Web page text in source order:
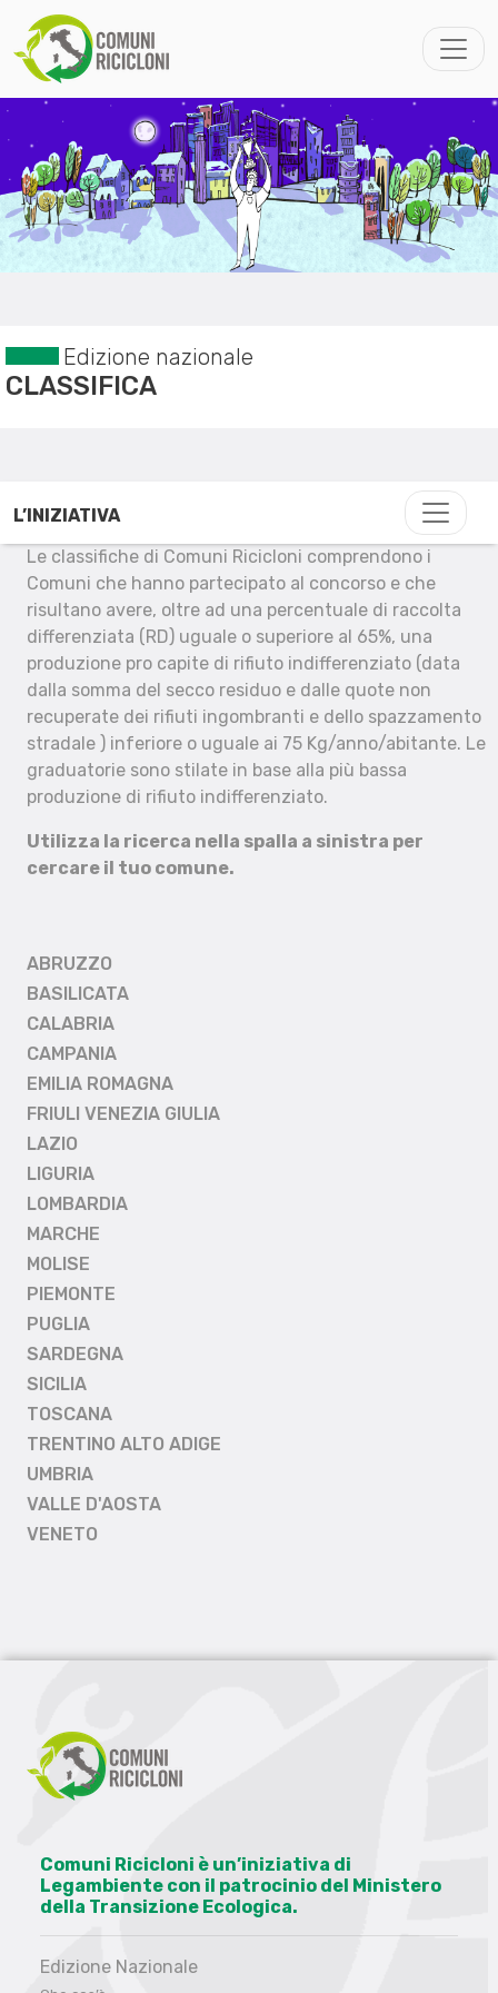
Edizione nazionale
CLASSIFICA
L’INIZIATIVA
Le classifiche di Comuni Ricicloni comprendono i
Comuni che hanno partecipato al concorso e che
risultano avere, oltre ad una percentuale di raccolta
differenziata (RD) uguale o superiore al 65%, una
produzione pro capite di rifiuto indifferenziato (data
dalla somma del secco residuo e dalle quote non
recuperate dei rifiuti ingombranti e dello spazzamento
stradale ) inferiore o uguale ai 75 Kg/anno/abitante. Le
graduatorie sono stilate in base alla più bassa
produzione di rifiuto indifferenziato.
Utilizza la ricerca nella spalla a sinistra per
cercare il tuo comune.
ABRUZZO
BASILICATA
CALABRIA
CAMPANIA
EMILIA ROMAGNA
FRIULI VENEZIA GIULIA
LAZIO
LIGURIA
LOMBARDIA
MARCHE
MOLISE
PIEMONTE
PUGLIA
SARDEGNA
SICILIA
TOSCANA
TRENTINO ALTO ADIGE
UMBRIA
VALLE D'AOSTA
VENETO
Comuni Ricicloni è un’iniziativa di
Legambiente con il patrocinio del Ministero
della Transizione Ecologica.
Edizione Nazionale